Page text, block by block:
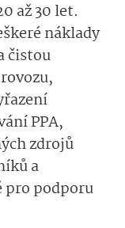
až 30 let.
náklady
čistou
PPA,
zdrojů
a
podporu